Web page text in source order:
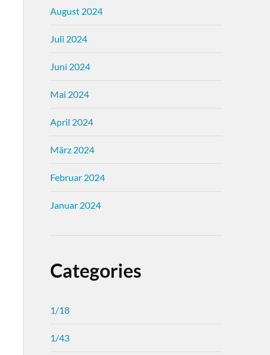
August 2024
Juli 2024
Juni 2024
Mai 2024
April 2024
März 2024
Februar 2024
Januar 2024
Categories
1/18
1/43